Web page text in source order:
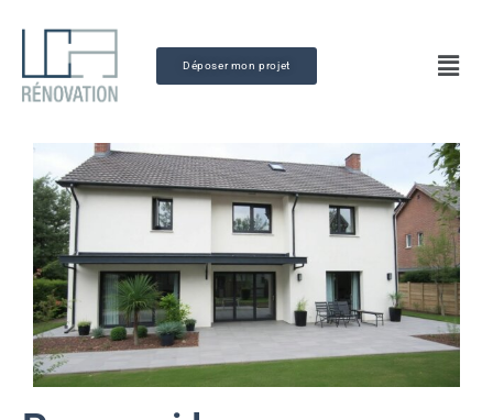
Déposer mon projet